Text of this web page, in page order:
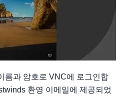
름과 암호로 VNC에 로그인합
환영 이메일에 제공되었